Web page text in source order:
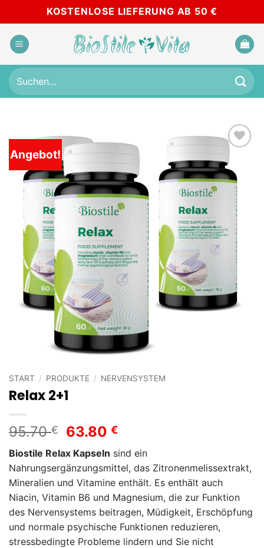
Inhalt
springen
KOSTENLOSE LIEFERUNG AB 50 €
Suchen
nach:
Angebot!
Add to
wishlist
START / PRODUKTE / NERVENSYSTEM
Relax 2+1
95.70€
Ursprünglicher
war:
95.70 €
63.80€Aktueller
ist:
63.80 €.
Biostile Relax Kapseln sind ein
Nahrungsergänzungsmittel, das Zitronenmelissextrakt,
Mineralien und Vitamine enthält. Es enthält auch
Niacin, Vitamin B6 und Magnesium, die zur Funktion
des Nervensystems beitragen, Müdigkeit, Erschöpfung
und normale psychische Funktionen reduzieren,
stressbedingte Probleme lindern und Sie nicht